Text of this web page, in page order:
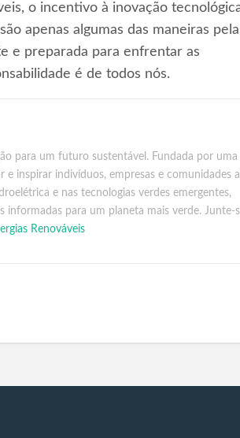
o incentivo à inovação
apenas algumas das maneiras
e preparada para enfrentar as
é de todos nós.
para um futuro sustentável. Fundada por uma
e inspirar indivíduos, empresas e comunidades a
e nas tecnologias verdes emergentes,
informadas para um planeta mais verde. Junte-
Renováveis